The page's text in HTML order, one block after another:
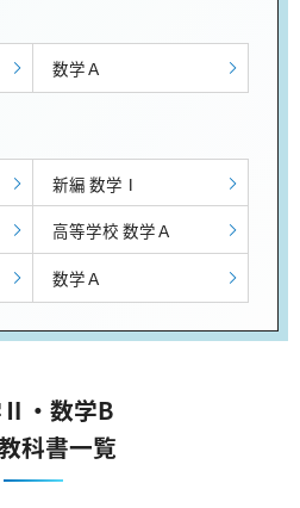
数学Ａ
新編 数学Ⅰ
高等学校 数学Ａ
数学Ａ
・数学B
科書一覧